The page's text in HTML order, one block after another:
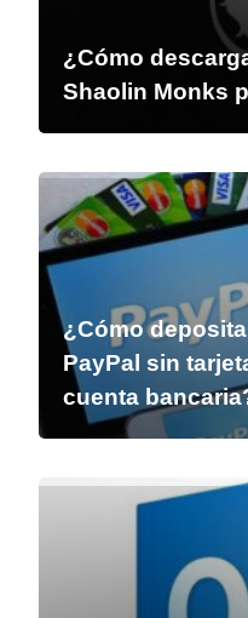
¿Cómo
Shaolin Monks
¿Cómo
PayPal sin
cuenta